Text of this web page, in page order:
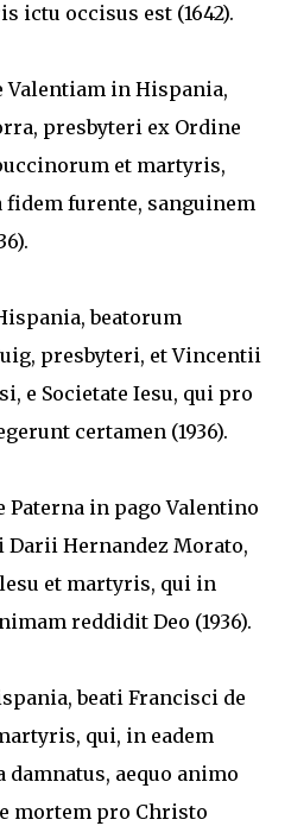
ictu occisus est (1642).
Valentiam in Hispania,
presbyteri ex Ordine
et martyris,
fidem furente, sanguinem
beatorum
presbyteri, et Vincentii
e Societate Iesu, qui pro
certamen (1936).
Paterna in pago Valentino
Darii Hernandez Morato,
et martyris, qui in
reddidit Deo (1936).
beati Francisci de
qui, in eadem
aequo animo
mortem pro Christo